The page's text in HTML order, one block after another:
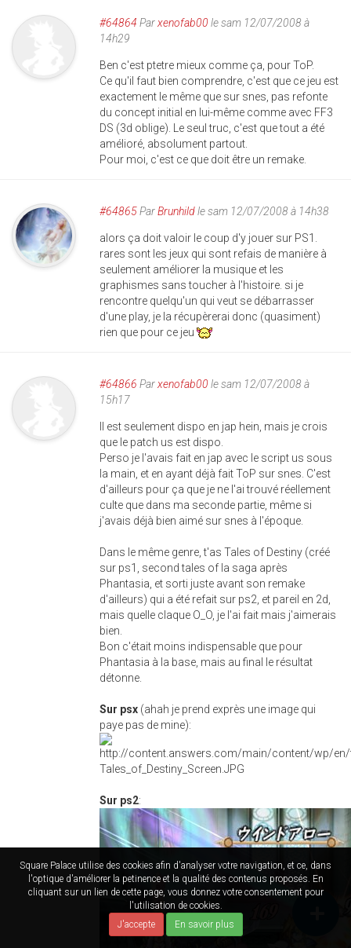
Square Palace utilise des cookies afin d'analyser votre navigation, et ce, dans
l'optique d'améliorer la petinence et la qualité des contenus proposés. En
cliquant sur un lien de cette page, vous donnez votre consentement pour
l'utilisation de cookies.
J'accepte
En savoir plus
#64864 Parxenofab00 le sam 12/07/2008 à
14h29
Ben c'est ptetre mieux comme ça, pour ToP.
Ce qu'il faut bien comprendre, c'est que ce jeu est
exactement le même que sur snes, pas refonte
du concept initial en lui-même comme avec FF3
DS (3d oblige). Le seul truc, c'est que tout a été
amélioré, absolument partout.
Pour moi, c'est ce que doit être un remake.
#64865ParBrunhildle sam 12/07/2008 à 14h38
alors ça doit valoir le coup d'y jouer sur PS1.
rares sont les jeux qui sont refais de manière à
seulement améliorer la musique et les
graphismes sans toucher à l'histoire. si je
rencontre quelqu'un qui veut se débarrasser
d'une play, je la récupèrerai donc (quasiment)
rien que pour ce jeu
#64866 Parxenofab00 le sam 12/07/2008 à
15h17
Il est seulement dispo en jap hein, mais je crois
que le patch us est dispo.
Perso je l'avais fait en jap avec le script us sous
la main, et en ayant déjà fait ToP sur snes. C'est
d'ailleurs pour ça que je ne l'ai trouvé réellement
culte que dans ma seconde partie, même si
j'avais déjà bien aimé sur snes à l'époque.
Dans le même genre, t'as Tales of Destiny (créé
sur ps1, second tales of la saga après
Phantasia, et sorti juste avant son remake
d'ailleurs) qui a été refait sur ps2, et pareil en 2d,
mais quelle claque O_O, je l'ai fait mais j'aimerais
bien.
Bon c'était moins indispensable que pour
Phantasia à la base, mais au final le résultat
détonne.
Sur psx (ahah je prend exprès une image qui
paye pas de mine):
Sur ps2: